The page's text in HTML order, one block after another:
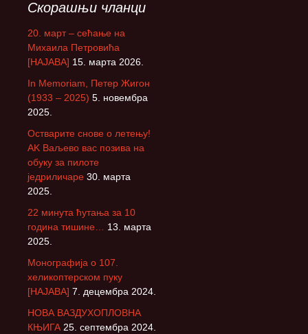
Скорашњи чланци
20. март – сећање на
Михаила Петровића
[НАЈАВА] 15. марта 2026.
In Memoriam, Петер Жигон
(1933 – 2025) 5. новембра
2025.
Остварите снове о летењу!
АK Ваљево вас позива на
обуку за пилоте
једриличаре 30. марта
2025.
22 минута ћутања за 10
година тишине… 13. марта
2025.
Монографија о 107.
хеликоптерском пуку
[НАЈАВА] 7. децембра 2024.
НОВА ВАЗДУХОПЛОВНА
КЊИГА 25. септембра 2024.